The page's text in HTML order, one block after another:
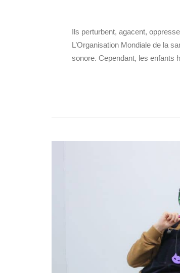
Ils perturbent, agacent,
L’Organisation Mondiale de la
sonore. Cependant, les enfants